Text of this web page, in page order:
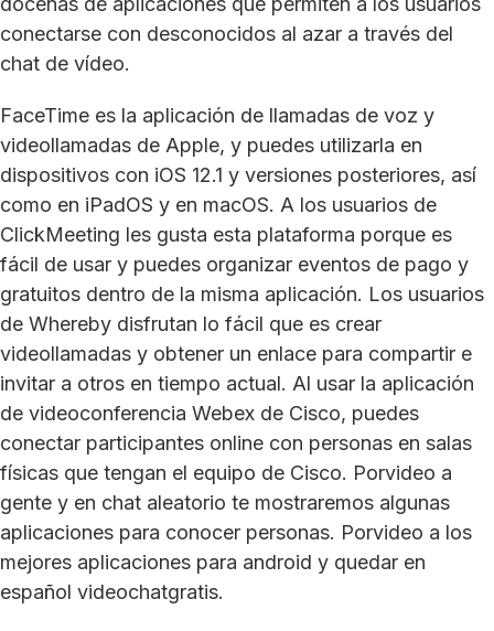
conectarse con desconocidos al azar a través del
chat de vídeo.
FaceTime es la aplicación de llamadas de voz y
videollamadas de Apple, y puedes utilizarla en
dispositivos con iOS 12.1 y versiones posteriores, así
como en iPadOS y en macOS. A los usuarios de
ClickMeeting les gusta esta plataforma porque es
fácil de usar y puedes organizar eventos de pago y
gratuitos dentro de la misma aplicación. Los usuarios
de Whereby disfrutan lo fácil que es crear
videollamadas y obtener un enlace para compartir e
invitar a otros en tiempo actual. Al usar la aplicación
de videoconferencia Webex de Cisco, puedes
conectar participantes online con personas en salas
físicas que tengan el equipo de Cisco. Porvideo a
gente y en chat aleatorio te mostraremos algunas
aplicaciones para conocer personas. Porvideo a los
mejores aplicaciones para android y quedar en
español videochatgratis.